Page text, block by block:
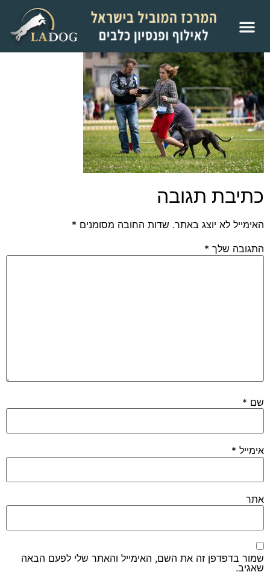
כתיבת תגובה
האימייל לא יוצג באתר. שדות החובה מסומנים *
התגובה שלך *
שם *
אימייל *
אתר
שמור בדפדפן זה את השם, האימייל והאתר שלי לפעם הבאה
שאגיב.